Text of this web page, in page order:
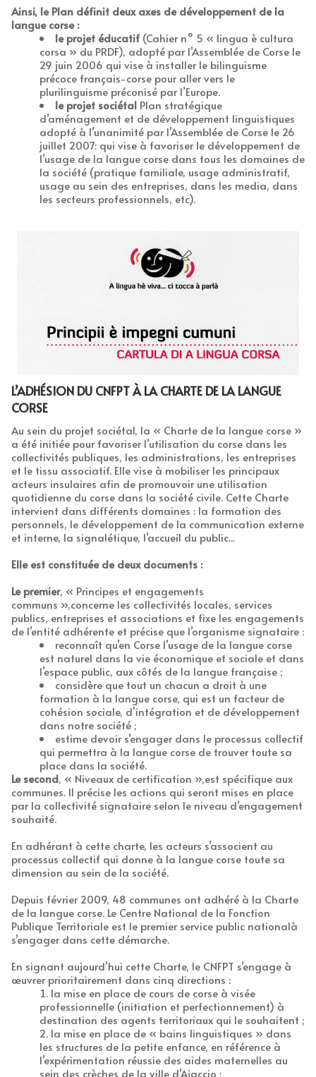
Ainsi, le Plan définit deux axes de développement de la
langue corse :
le projet éducatif (Cahier n° 5 « lingua è cultura
corsa » du PRDF), adopté par l’Assemblée de Corse le
29 juin 2006 qui vise à installer le bilinguisme
précoce français-corse pour aller vers le
plurilinguisme préconisé par l’Europe.
le projet sociétal Plan stratégique
d’aménagement et de développement linguistiques
adopté à l’unanimité par l’Assemblée de Corse le 26
juillet 2007: qui vise à favoriser le développement de
l’usage de la langue corse dans tous les domaines de
la société (pratique familiale, usage administratif,
usage au sein des entreprises, dans les media, dans
les secteurs professionnels, etc).
L’ADHÉSION DU CNFPT À LA CHARTE DE LA LANGUE
CORSE
Au sein du projet sociétal, la « Charte de la langue corse »
a été initiée pour favoriser l’utilisation du corse dans les
collectivités publiques, les administrations, les entreprises
et le tissu associatif. Elle vise à mobiliser les principaux
acteurs insulaires afin de promouvoir une utilisation
quotidienne du corse dans la société civile. Cette Charte
intervient dans différents domaines : la formation des
personnels, le développement de la communication externe
et interne, la signalétique, l’accueil du public...
Elle est constituée de deux documents :
Le premier, « Principes et engagements
communs »,concerne les collectivités locales, services
publics, entreprises et associations et fixe les engagements
de l’entité adhérente et précise que l’organisme signataire :
reconnaît qu’en Corse l’usage de la langue corse
est naturel dans la vie économique et sociale et dans
l’espace public, aux côtés de la langue française ;
considère que tout un chacun a droit à une
formation à la langue corse, qui est un facteur de
cohésion sociale, d’intégration et de développement
dans notre société ;
estime devoir s’engager dans le processus collectif
qui permettra à la langue corse de trouver toute sa
place dans la société.
Le second, « Niveaux de certification »,est spécifique aux
communes. Il précise les actions qui seront mises en place
par la collectivité signataire selon le niveau d’engagement
souhaité.
En adhérant à cette charte, les acteurs s’associent au
processus collectif qui donne à la langue corse toute sa
dimension au sein de la société.
Depuis février 2009, 48 communes ont adhéré à la Charte
de la langue corse. Le Centre National de la Fonction
Publique Territoriale est le premier service public nationalà
s’engager dans cette démarche.
En signant aujourd’hui cette Charte, le CNFPT s’engage à
œuvrer prioritairement dans cinq directions :
la mise en place de cours de corse à visée
professionnelle (initiation et perfectionnement) à
destination des agents territoriaux qui le souhaitent ;
la mise en place de « bains linguistiques » dans
les structures de la petite enfance, en référence à
l’expérimentation réussie des aides maternelles au
sein des crèches de la ville d’Ajaccio ;